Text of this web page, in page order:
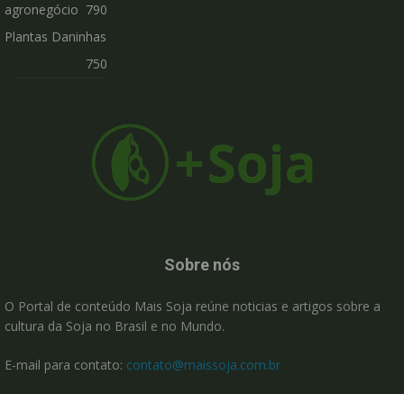
agronegócio 790
Plantas Daninhas
750
Sobre nós
O Portal de conteúdo Mais Soja reúne noticias e artigos sobre a
cultura da Soja no Brasil e no Mundo.
E-mail para contato: contato@maissoja.com.br